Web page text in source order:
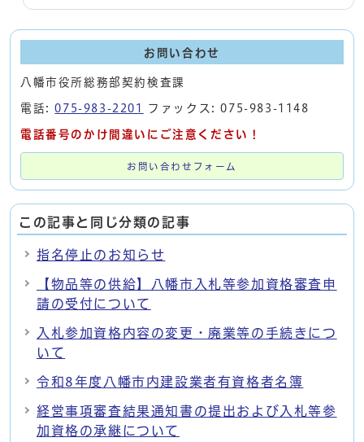
お問い合わせ
八幡市役所総務部契約検査課
電話:075-983-2201 ファックス: 075-983-1148
電話番号のかけ間違いにご注意ください！
お問い合わせフォーム
この記事と同じ分類の記事
指名停止のお知らせ
【物品等の供給】八幡市入札等参加資格審査申
請の受付について
入札参加資格内容の変更・廃業等の手続きにつ
いて
令和8年度八幡市内建設業者有資格者名簿
経営事項審査結果通知書の提出および入札等参
加資格の承継について